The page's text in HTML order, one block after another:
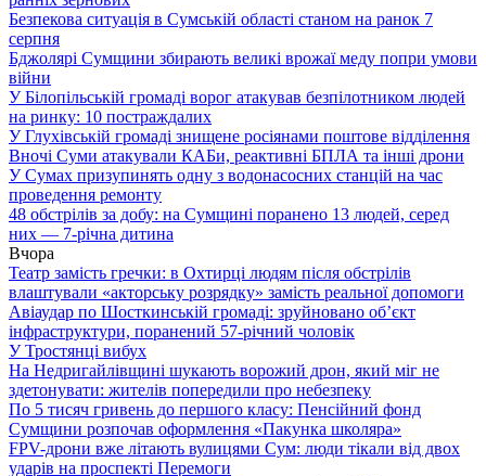
Безпекова ситуація в Сумській області станом на ранок 7
серпня
Бджолярі Сумщини збирають великі врожаї меду попри умови
війни
У Білопільській громаді ворог атакував безпілотником людей
на ринку: 10 постраждалих
У Глухівській громаді знищене росіянами поштове відділення
Вночі Суми атакували КАБи, реактивні БПЛА та інші дрони
У Сумах призупинять одну з водонасосних станцій на час
проведення ремонту
48 обстрілів за добу: на Сумщині поранено 13 людей, серед
них — 7-річна дитина
Вчора
Театр замість гречки: в Охтирці людям після обстрілів
влаштували «акторську розрядку» замість реальної допомоги
Авіаудар по Шосткинській громаді: зруйновано об’єкт
інфраструктури, поранений 57-річний чоловік
У Тростянці вибух
На Недригайлівщині шукають ворожий дрон, який міг не
здетонувати: жителів попередили про небезпеку
По 5 тисяч гривень до першого класу: Пенсійний фонд
Сумщини розпочав оформлення «Пакунка школяра»
FPV-дрони вже літають вулицями Сум: люди тікали від двох
ударів на проспекті Перемоги